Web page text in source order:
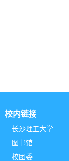
校内链接
· 长沙理工大学
· 图书馆
· 校团委